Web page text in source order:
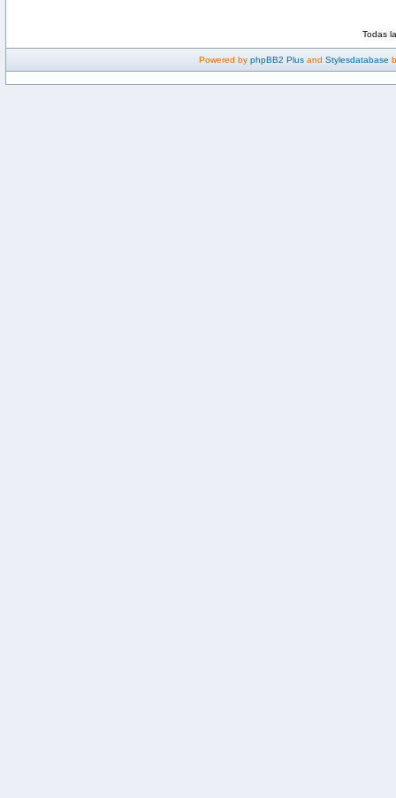
Todas
Powered by phpBB2 Plus and Stylesdatabase